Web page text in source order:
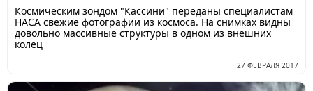
Космическим зондом "Кассини" переданы специалистам
НАСА свежие фотографии из космоса. На снимках видны
довольно массивные структуры в одном из внешних
колец
27 ФЕВРАЛЯ 2017